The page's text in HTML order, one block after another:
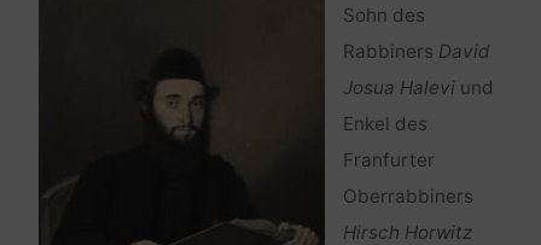
Sohn des
Rabbiners David
Josua Haleviund
Enkel des
Franfurter
Oberrabbiners
Hirsch Horwitz